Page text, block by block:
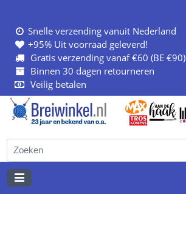
Snelle verzending vanuit Nederland
+95% Uit voorraad geleverd!
Gratis verzending vanaf €60 (BE €90)
Binnen 30 dagen retourneren
Veilig betalen